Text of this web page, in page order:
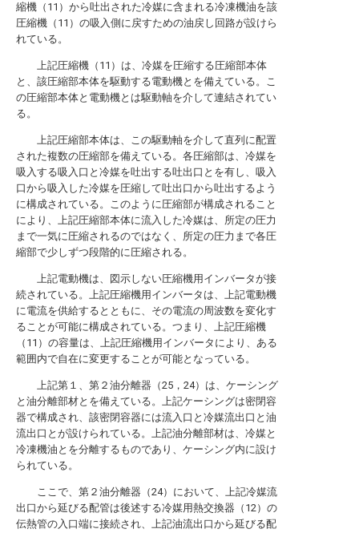
縮機（11）から吐出された冷媒に含まれる冷凍機油を該
圧縮機（11）の吸入側に戻すための油戻し回路が設けら
れている。
上記圧縮機（11）は、冷媒を圧縮する圧縮部本体
と、該圧縮部本体を駆動する電動機とを備えている。こ
の圧縮部本体と電動機とは駆動軸を介して連結されてい
る。
上記圧縮部本体は、この駆動軸を介して直列に配置
された複数の圧縮部を備えている。各圧縮部は、冷媒を
吸入する吸入口と冷媒を吐出する吐出口とを有し、吸入
口から吸入した冷媒を圧縮して吐出口から吐出するよう
に構成されている。このように圧縮部が構成されること
により、上記圧縮部本体に流入した冷媒は、所定の圧力
まで一気に圧縮されるのではなく、所定の圧力まで各圧
縮部で少しずつ段階的に圧縮される。
上記電動機は、図示しない圧縮機用インバータが接
続されている。上記圧縮機用インバータは、上記電動機
に電流を供給するとともに、その電流の周波数を変化す
ることが可能に構成されている。つまり、上記圧縮機
（11）の容量は、上記圧縮機用インバータにより、ある
範囲内で自在に変更することが可能となっている。
上記第１、第２油分離器（25，24）は、ケーシング
と油分離部材とを備えている。上記ケーシングは密閉容
器で構成され、該密閉容器には流入口と冷媒流出口と油
流出口とが設けられている。上記油分離部材は、冷媒と
冷凍機油とを分離するものであり、ケーシング内に設け
られている。
ここで、第２油分離器（24）において、上記冷媒流
出口から延びる配管は後述する冷媒用熱交換器（12）の
伝熱管の入口端に接続され、上記油流出口から延びる配